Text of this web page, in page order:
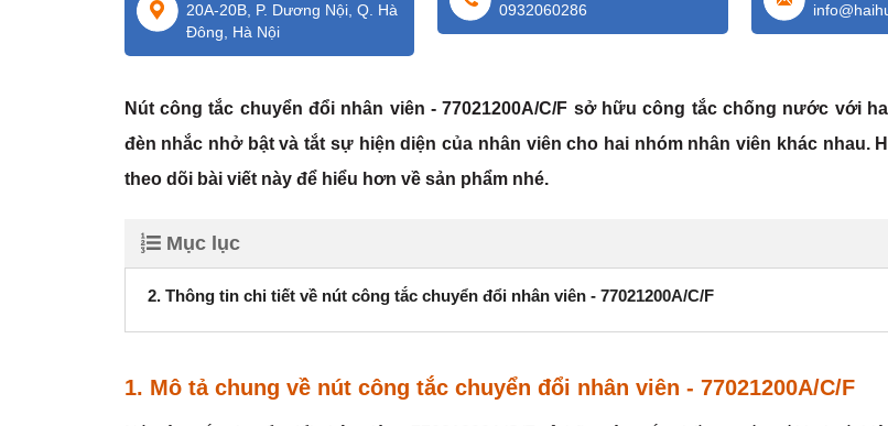
20A-20B, P. Dương Nội, Q. Hà
Đông, Hà Nội
0932060286
Nút công tắc chuyển đổi nhân viên - 77021200A/C/F sở hữu công tắc chống nước với
đèn nhắc nhở bật và tắt sự hiện diện của nhân viên cho hai nhóm nhân viên khác nhau.
theo dõi bài viết này để hiểu hơn về sản phẩm nhé.
Mục lục
2. Thông tin chi tiết về nút công tắc chuyển đổi nhân viên - 77021200A/C/F
1. Mô tả chung về nút công tắc chuyển đổi nhân viên - 77021200A/C/F